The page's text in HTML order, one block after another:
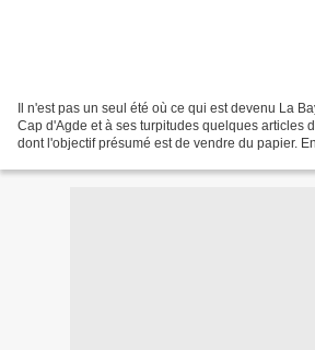
Il n'est pas un seul été où ce qui est devenu La
Cap d'Agde et à ses turpitudes quelques articles
dont l'objectif présumé est de vendre du papier.